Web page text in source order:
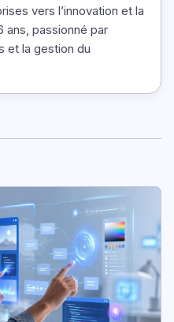
vers l’innovation et la
ans, passionné par
et la gestion du